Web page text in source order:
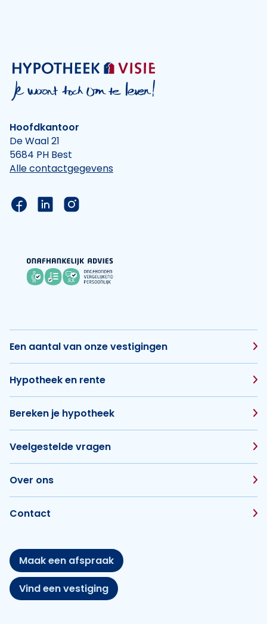
Hoofdkantoor
De Waal 21
5684 PH Best
Alle contactgegevens
Link naar de Facebook pagina van Hypotheek
Link naar de LinkedIn pagina van
Link naar de Instagram pagina van
Een aantal van onze vestigingen
Hypotheek en rente
Bereken je hypotheek
Veelgestelde vragen
Over ons
Contact
Maak een afspraak
Vind een vestiging